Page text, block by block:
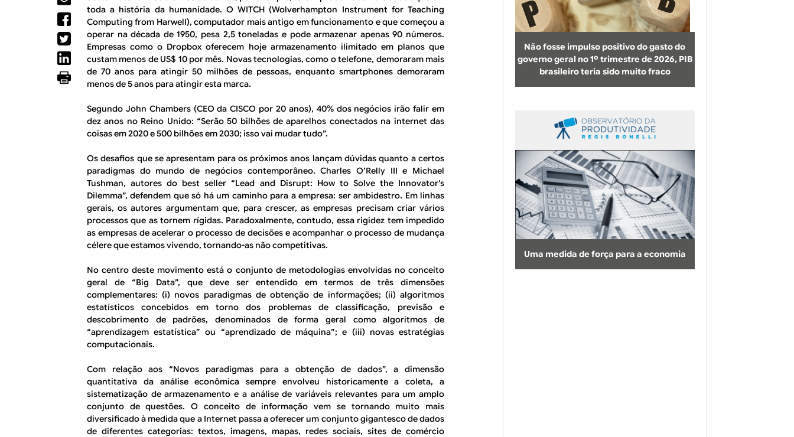
E
b
u
s
c
a
a
l
toda a história da humanidade. O WITCH (Wolverhampton Instrument for Teaching
Computing from Harwell), computador mais antigo em funcionamento e que começou a
operar na década de 1950, pesa 2,5 toneladas e pode armazenar apenas 90 números.
Empresas como o Dropbox oferecem hoje armazenamento ilimitado em planos que
custam menos de US$ 10 por mês. Novas tecnologias, como o telefone, demoraram mais
de 70 anos para atingir 50 milhões de pessoas, enquanto smartphones demoraram
menos de 5 anos para atingir esta marca.
Segundo John Chambers (CEO da CISCO por 20 anos), 40% dos negócios irão falir em
dez anos no Reino Unido: “Serão 50 bilhões de aparelhos conectados na internet das
coisas em 2020 e 500 bilhões em 2030; isso vai mudar tudo”.
Os desafios que se apresentam para os próximos anos lançam dúvidas quanto a certos
paradigmas do mundo de negócios contemporâneo. Charles O’Relly III e Michael
Tushman, autores do best seller “Lead and Disrupt: How to Solve the Innovator's
Dilemma”, defendem que só há um caminho para a empresa: ser ambidestro. Em linhas
gerais, os autores argumentam que, para crescer, as empresas precisam criar vários
processos que as tornem rígidas. Paradoxalmente, contudo, essa rigidez tem impedido
as empresas de acelerar o processo de decisões e acompanhar o processo de mudança
célere que estamos vivendo, tornando-as não competitivas.
No centro deste movimento está o conjunto de metodologias envolvidas no conceito
geral de “Big Data”, que deve ser entendido em termos de três dimensões
complementares: (i) novos paradigmas de obtenção de informações; (ii) algoritmos
estatísticos concebidos em torno dos problemas de classificação, previsão e
descobrimento de padrões, denominados de forma geral como algoritmos de
“aprendizagem estatística” ou “aprendizado de máquina”; e (iii) novas estratégias
computacionais.
Com relação aos “Novos paradigmas para a obtenção de dados”, a dimensão
quantitativa da análise econômica sempre envolveu historicamente a coleta, a
sistematização de armazenamento e a análise de variáveis relevantes para um amplo
conjunto de questões. O conceito de informação vem se tornando muito mais
diversificado à medida que a Internet passa a oferecer um conjunto gigantesco de dados
de diferentes categorias: textos, imagens, mapas, redes sociais, sites de comércio
Não fosse impulso positivo do gasto do
governo geral no 1º trimestre de 2026, PIB
brasileiro teria sido muito fraco
Uma medida de força para a economia